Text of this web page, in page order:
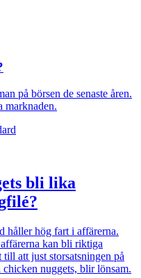
på börsen de senaste åren.
marknaden.
bli lika
håller hög fart i affärerna.
kan bli riktiga
att just storsatsningen på
nuggets, blir lönsam.